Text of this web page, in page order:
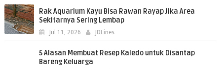
Rak Aquarium Kayu Bisa Rawan Rayap Jika Area
Sekitarnya Sering Lembap
Jul 11, 2026 JDLines
5 Alasan Membuat Resep Kaledo untuk Disantap
Bareng Keluarga